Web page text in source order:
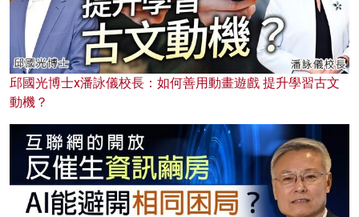
邱國光博士x潘詠儀校長：如何善用動畫遊戲 提升學習古文
動機？